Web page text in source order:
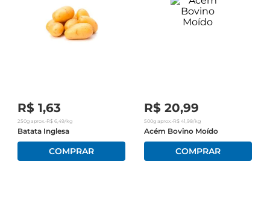
R$ 1,63
250g aprox. •R$ 6,49/kg
Batata Inglesa
R$ 20,99
500gaprox. •R$ 41,98/kg
Acém Bovino Moído